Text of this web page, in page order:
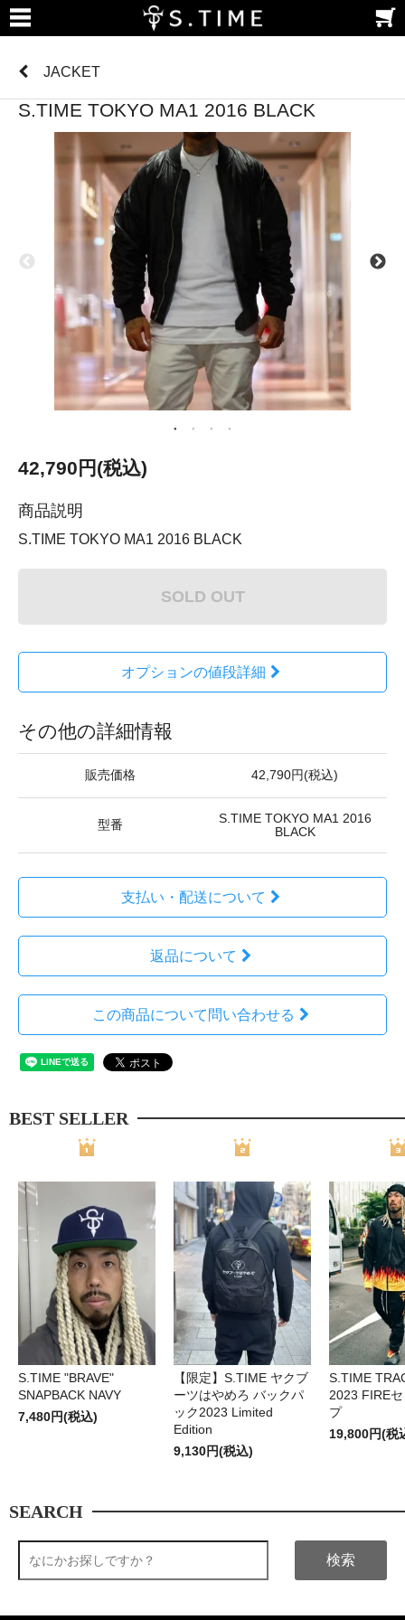
JACKET
S.TIME TOKYO MA1 2016 BLACK
42,790円(税込)
商品説明
S.TIME TOKYO MA1 2016 BLACK
SOLD OUT
オプションの値段詳細
その他の詳細情報
販売価格 42,790円(税込)
型番
S.TIME TOKYO MA1 2016
BLACK
支払い・配送について
返品について
この商品について問い合わせる
BEST SELLER
S.TIME "BRAVE"
SNAPBACK NAVY
7,480円(税込)
【限定】S.TIME ヤクブ
ーツはやめろ バックパ
ック2023 Limited
Edition
9,130円(税込)
S.TIME
2023 FIRE
プ
19,800円(税
SEARCH
検索